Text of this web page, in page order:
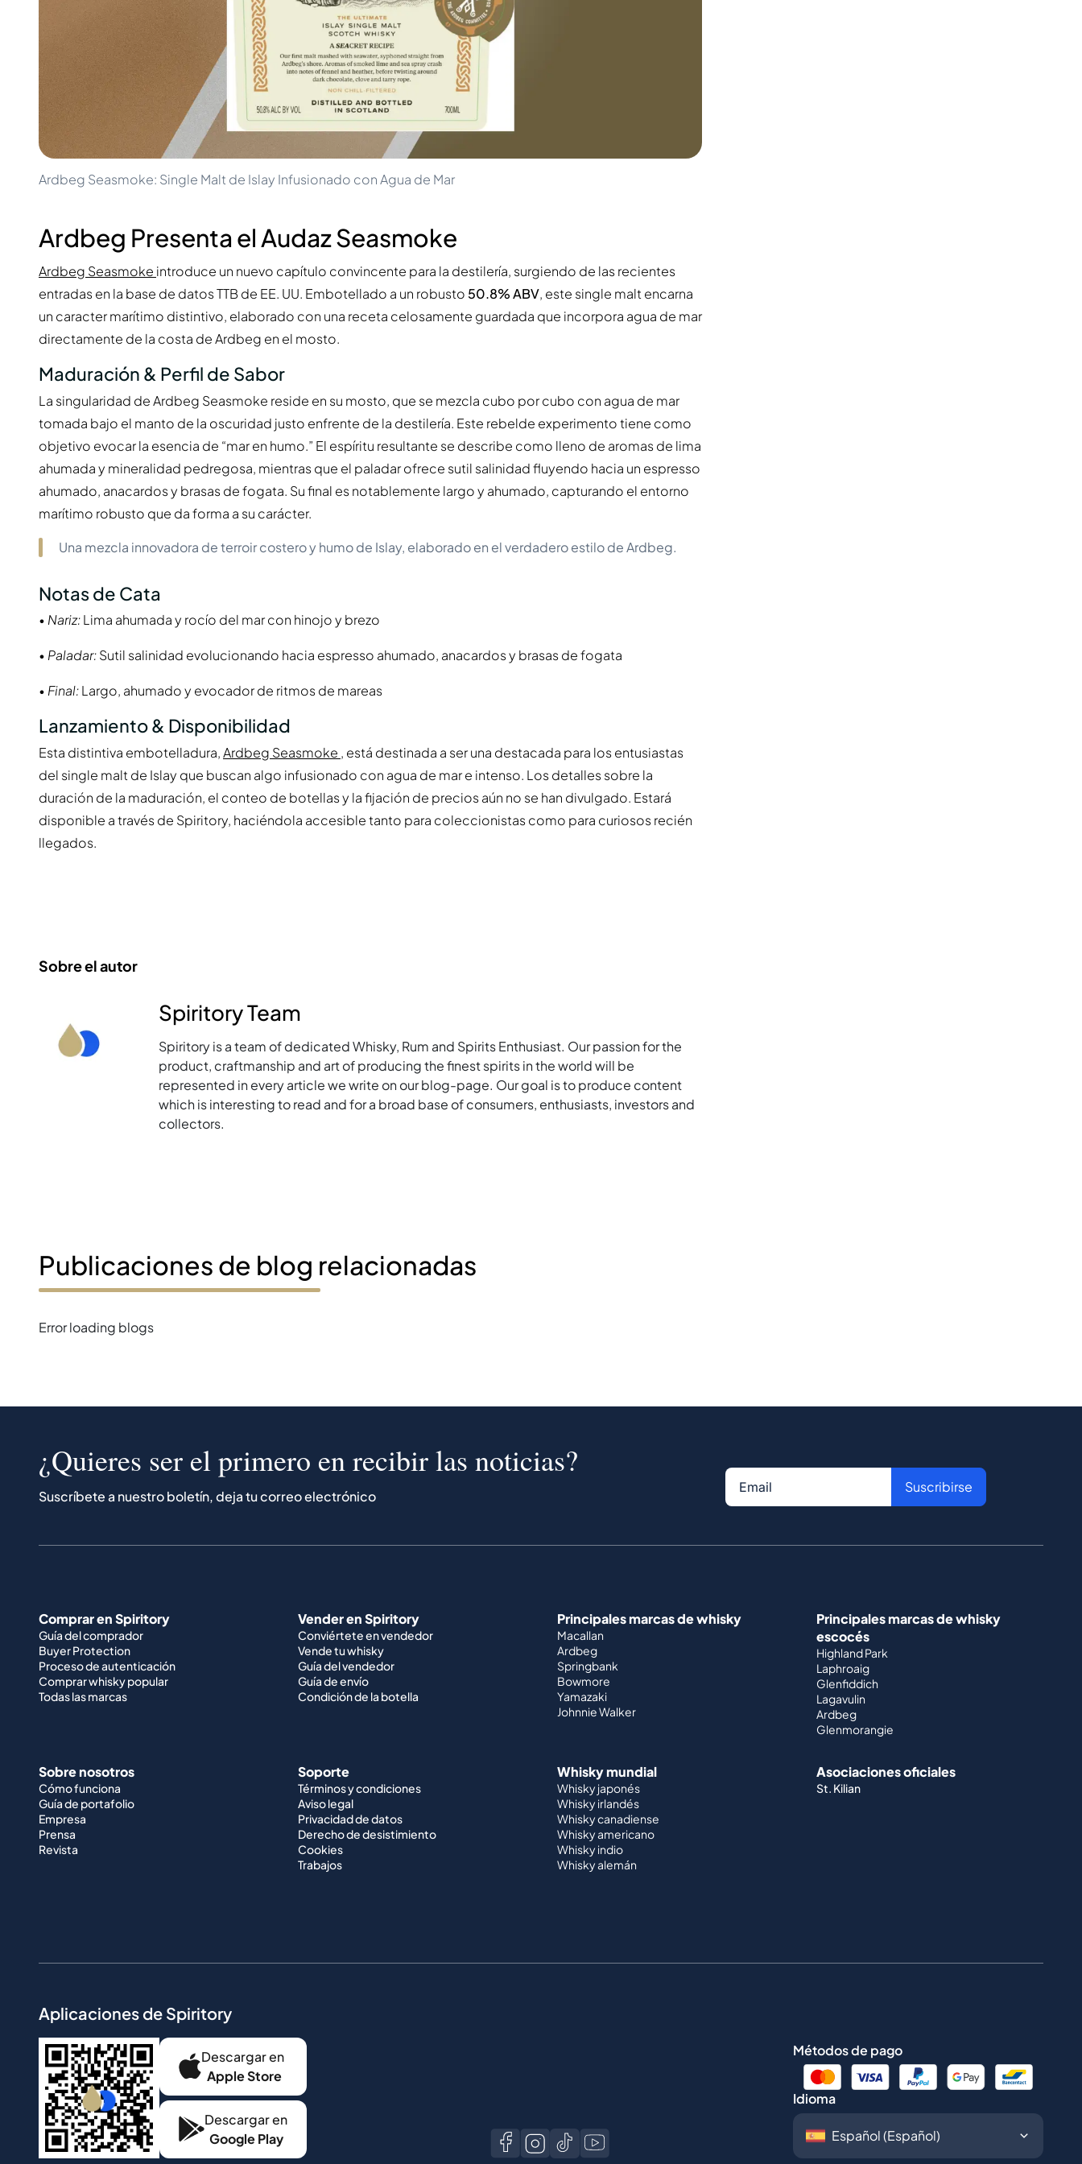
200-500€
Próximos Lanzamientos
Colecciones
Favoritos de Clientes
Raro y Coleccionable
Ediciones Limitadas
Destilería Cerrada
Whisky Dulce
Diplomatico
Don Julio
Gin Mare
Mangabeiras
Hennessy
Martell
Monkey 47
Remy Martin
Ron Zacapa
Ardbeg Seasmoke: Single Malt de Islay Infusionado con Agua de Mar
Ardbeg Presenta el Audaz Seasmoke
Ardbeg Seasmoke introduce un nuevo capítulo convincente para la destilería, surgiendo de las recientes
entradas en la base de datos TTB de EE. UU. Embotellado a un robusto 50.8% ABV, este single malt encarna
un caracter marítimo distintivo, elaborado con una receta celosamente guardada que incorpora agua de mar
directamente de la costa de Ardbeg en el mosto.
Maduración & Perfil de Sabor
La singularidad de Ardbeg Seasmoke reside en su mosto, que se mezcla cubo por cubo con agua de mar
tomada bajo el manto de la oscuridad justo enfrente de la destilería. Este rebelde experimento tiene como
objetivo evocar la esencia de “mar en humo.” El espíritu resultante se describe como lleno de aromas de lima
ahumada y mineralidad pedregosa, mientras que el paladar ofrece sutil salinidad fluyendo hacia un espresso
ahumado, anacardos y brasas de fogata. Su final es notablemente largo y ahumado, capturando el entorno
marítimo robusto que da forma a su carácter.
Una mezcla innovadora de terroir costero y humo de Islay, elaborado en el verdadero estilo de Ardbeg.
Notas de Cata
• Nariz:Lima ahumada y rocío del mar con hinojo y brezo
• Paladar:Sutil salinidad evolucionando hacia espresso ahumado, anacardos y brasas de fogata
• Final:Largo, ahumado y evocador de ritmos de mareas
Lanzamiento & Disponibilidad
Esta distintiva embotelladura,Ardbeg Seasmoke , está destinada a ser una destacada para los entusiastas
del single malt de Islay que buscan algo infusionado con agua de mar e intenso. Los detalles sobre la
duración de la maduración, el conteo de botellas y la fijación de precios aún no se han divulgado. Estará
disponible a través de Spiritory, haciéndola accesible tanto para coleccionistas como para curiosos recién
llegados.
Sobre el autor
Spiritory Team
Spiritory is a team of dedicated Whisky, Rum and Spirits Enthusiast. Our passion for the
product, craftmanship and art of producing the finest spirits in the world will be
represented in every article we write on our blog-page. Our goal is to produce content
which is interesting to read and for a broad base of consumers, enthusiasts, investors and
collectors.
Publicaciones de blog relacionadas
Error loading blogs
¿Quieres ser el primero en recibir las noticias?
Suscríbete a nuestro boletín, deja tu correo electrónico
Suscribirse
Comprar en Spiritory
Guía del comprador
Buyer Protection
Proceso de autenticación
Comprar whisky popular
Todas las marcas
Vender en Spiritory
Conviértete en vendedor
Vende tu whisky
Guía del vendedor
Guía de envío
Condición de la botella
Principales marcas de whisky
Macallan
Ardbeg
Springbank
Bowmore
Yamazaki
Johnnie Walker
Principales marcas de whisky
escocés
Highland Park
Laphroaig
Glenfiddich
Lagavulin
Ardbeg
Glenmorangie
Sobre nosotros
Cómo funciona
Guía de portafolio
Empresa
Prensa
Revista
Soporte
Términos y condiciones
Aviso legal
Privacidad de datos
Derecho de desistimiento
Cookies
Trabajos
Whisky mundial
Whisky japonés
Whisky irlandés
Whisky canadiense
Whisky americano
Whisky indio
Whisky alemán
Asociaciones oficiales
St. Kilian
Aplicaciones de Spiritory
Descargar en
Apple Store
Descargar en
Google Play
Métodos de pago
Idioma